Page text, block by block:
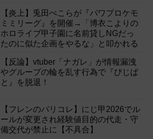
【炎上】兎田ぺこらが『パワプロケモ
ミミリーグ』を開催→「博衣こよりの
ホロライブ甲子園に名前貸しNGだっ
たのに似た企画をやるな」と叩かれる
【反論】vtuber「ナガレ」が情報漏洩
やグループの輪を乱す行為で『びじぱ
と』を脱退！
【フレンのパリコレ】にじ甲2026でル
ールが変更され経験値目的の代走・守
備交代が禁止に【不具合】